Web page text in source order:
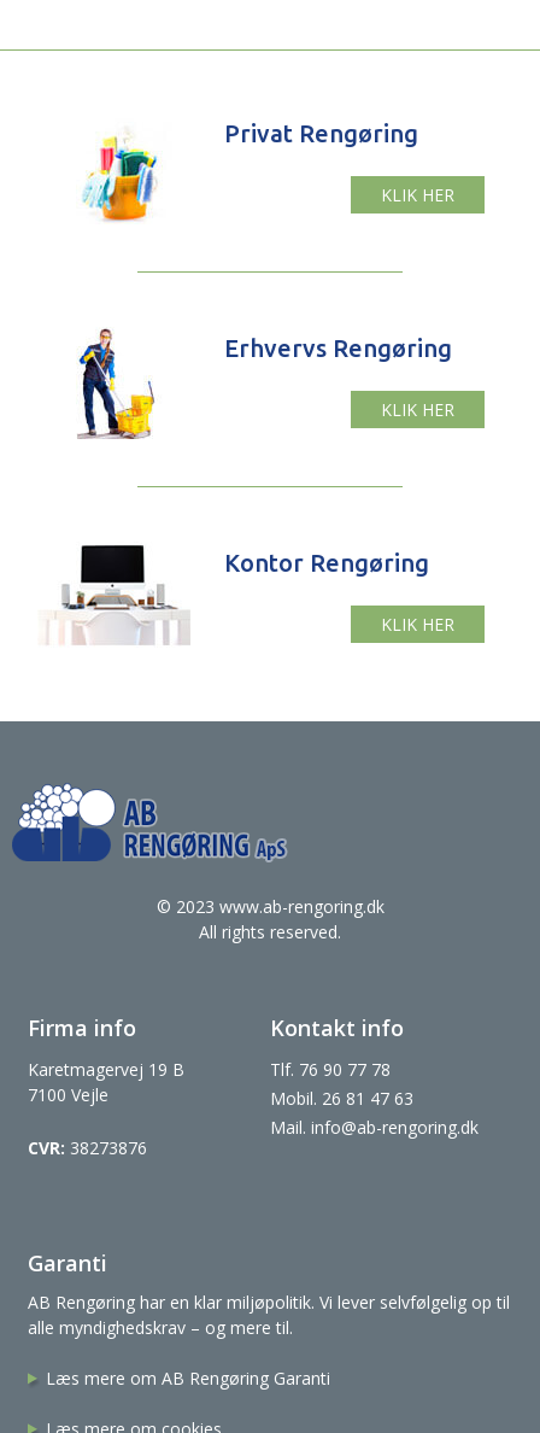
Privat Rengøring
KLIK HER
Erhvervs Rengøring
KLIK HER
Kontor Rengøring
KLIK HER
© 2023 www.ab-rengoring.dk
All rights reserved.
Firma info
Karetmagervej 19 B
7100 Vejle
CVR: 38273876
Kontakt info
Tlf. 76 90 77 78
Mobil. 26 81 47 63
Mail. info@ab-rengoring.dk
Garanti
AB Rengøring har en klar miljøpolitik. Vi lever selvfølgelig op til
alle myndighedskrav – og mere til.
Læs mere om AB Rengøring Garanti